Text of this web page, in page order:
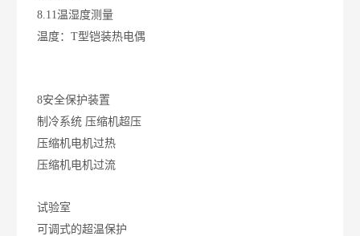
8.11温湿度测量
温度：T型铠装热电偶
8安全保护装置
制冷系统 压缩机超压
压缩机电机过热
压缩机电机过流
试验室
可调式的超温保护